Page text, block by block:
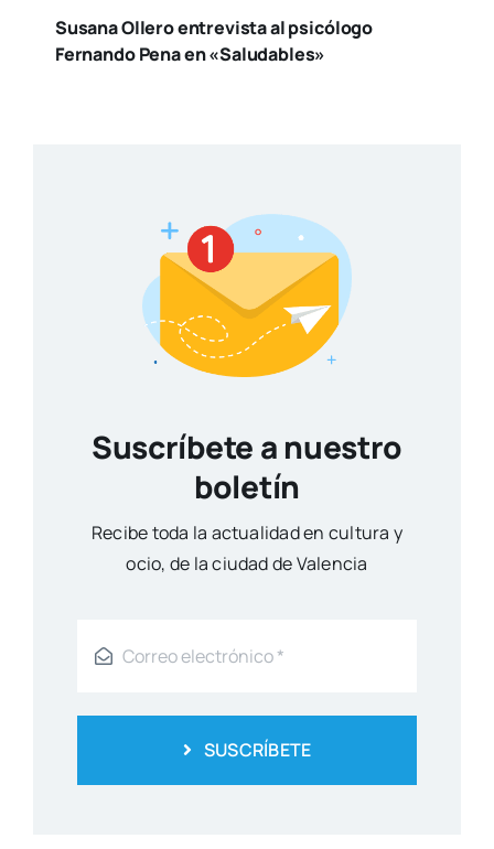
Susana Ollero entrevista al psicólogo
Fernando Pena en «Saludables»
Suscríbete a nuestro
boletín
Reci­be toda la actua­li­dad en cul­tu­ra y
ocio, de la ciu­dad de Valen­cia
SUSCRÍBETE